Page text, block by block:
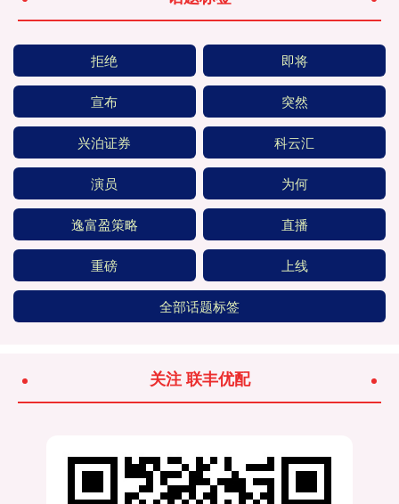
拒绝 即将
宣布 突然
兴泊证券 科云汇
演员 为何
逸富盈策略 直播
重磅 上线
全部话题标签
关注 联丰优配